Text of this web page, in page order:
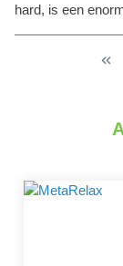
hard, is een